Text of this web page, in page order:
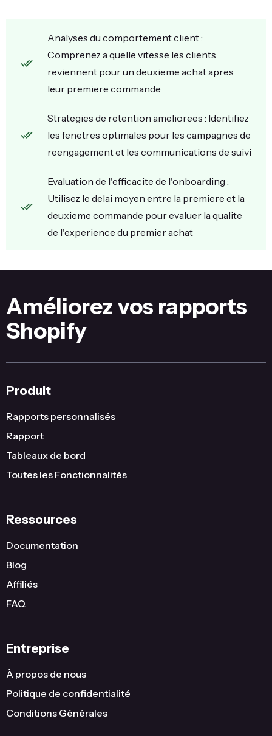
Analyses du comportement client :
Comprenez a quelle vitesse les clients
reviennent pour un deuxieme achat apres
leur premiere commande
Strategies de retention ameliorees : Identifiez
les fenetres optimales pour les campagnes de
reengagement et les communications de suivi
Evaluation de l'efficacite de l'onboarding :
Utilisez le delai moyen entre la premiere et la
deuxieme commande pour evaluer la qualite
de l'experience du premier achat
Améliorez vos rapports
Shopify
Produit
Rapports personnalisés
Rapport
Tableaux de bord
Toutes les Fonctionnalités
Ressources
Documentation
Blog
Affiliés
FAQ
Entreprise
À propos de nous
Politique de confidentialité
Conditions Générales